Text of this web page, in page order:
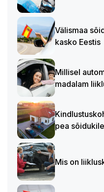
Välismaa
kasko Eestis
Millisel
madalam
pea
Mis on